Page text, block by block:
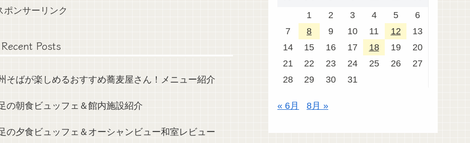
ポンサーリンク
Recent Posts
そばが楽しめるおすすめ蕎麦屋さん！メニュー紹介
の朝食ビュッフェ＆館内施設紹介
の夕食ビュッフェ＆オーシャンビュー和室レビュー
1 2 3 4 5
6
7
8 9 10 11 12
13
14
15 16 17 18 19
20
21
22 23 24 25 26
27
28
29 30 31
« 6月 8月 »